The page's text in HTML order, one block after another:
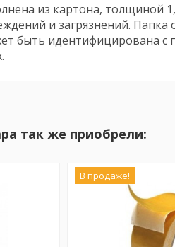
из картона, толщиной
и загрязнений.
быть идентифицирована
так же приобрели:
В продаже!